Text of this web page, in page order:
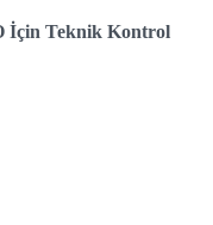
İçin Teknik Kontrol